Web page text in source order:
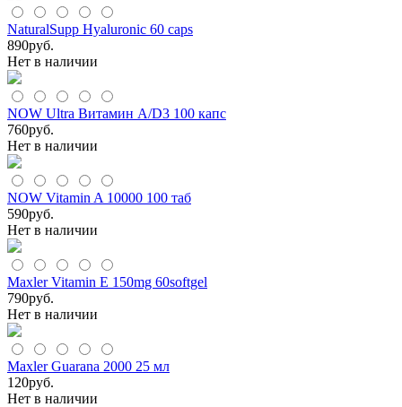
NaturalSupp Hyaluronic 60 caps
890руб.
Нет в наличии
NOW Ultra Витамин А/D3 100 капс
760руб.
Нет в наличии
NOW Vitamin A 10000 100 таб
590руб.
Нет в наличии
Maxler Vitamin E 150mg 60softgel
790руб.
Нет в наличии
Maxler Guarana 2000 25 мл
120руб.
Нет в наличии